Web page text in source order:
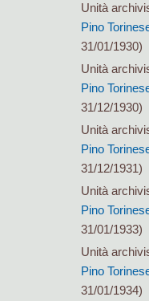
Unità
Pino
31/01/1930)
Unità
Pino
31/12/1930)
Unità
Pino
31/12/1931)
Unità
Pino
31/01/1933)
Unità
Pino
31/01/1934)